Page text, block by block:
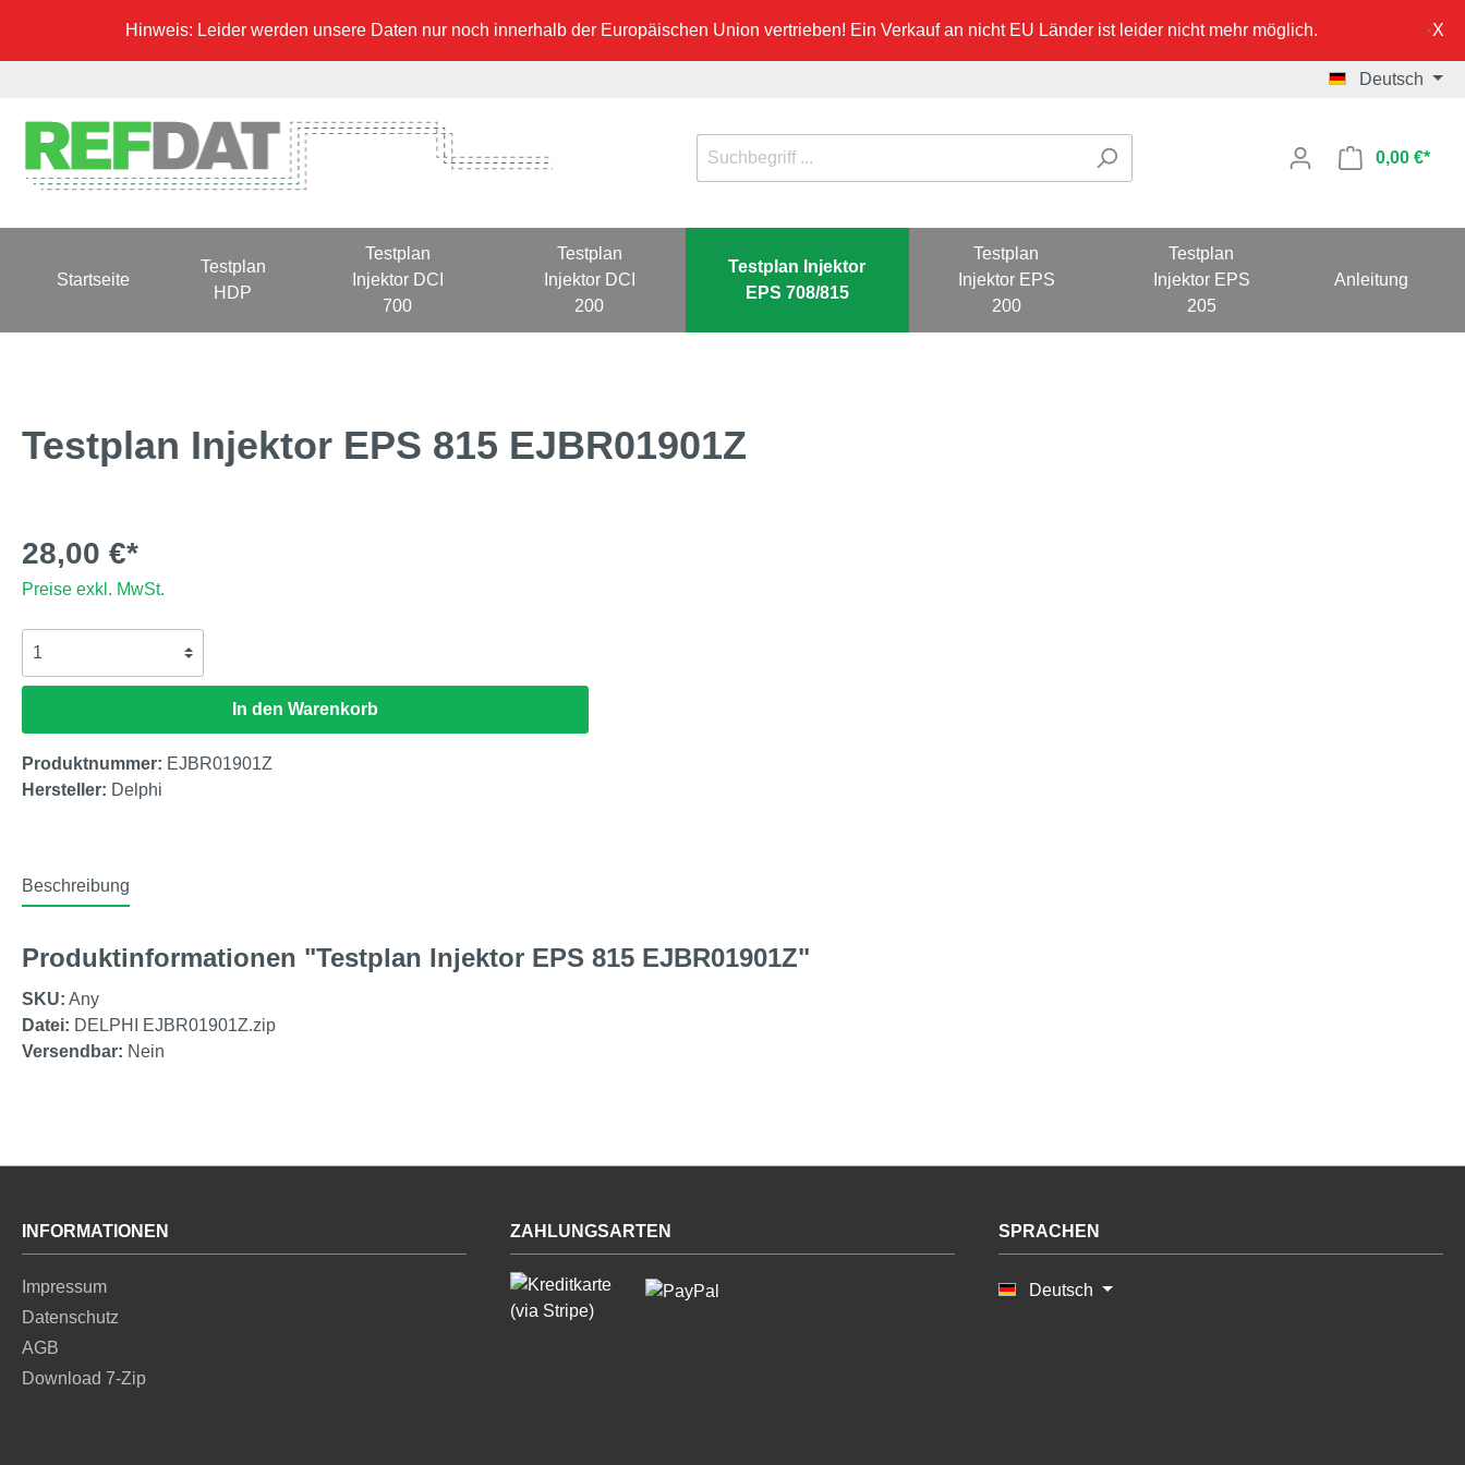
Hinweis: Leider werden unsere Daten nur noch innerhalb der Europäischen Union vertrieben! Ein Verkauf an nicht EU Länder ist leider nicht mehr möglich.
Deutsch
0,00 €*
Startseite
Testplan
HDP
Testplan
Injektor DCI
700
Testplan
Injektor DCI
200
Testplan Injektor
EPS 708/815
Testplan
Injektor EPS
200
Testplan
Injektor EPS
205
Anleitung
Testplan Injektor EPS 815 EJBR01901Z
28,00 €*
Preise exkl. MwSt.
In den Warenkorb
Produktnummer: EJBR01901Z
Hersteller: Delphi
Beschreibung
Produktinformationen "Testplan Injektor EPS 815 EJBR01901Z"
SKU: Any
Datei: DELPHI EJBR01901Z.zip
Versendbar: Nein
INFORMATIONEN
Impressum
Datenschutz
AGB
Download 7-Zip
ZAHLUNGSARTEN SPRACHEN
Deutsch